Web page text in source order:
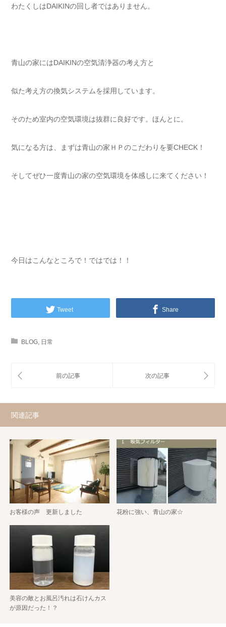
わたくしはDAIKINの回し者ではありません。
青山の家にはDAIKINの空気清浄器の考え方と
似た考え方の換気システムを採用しています。
そのため室内の空気環境は抜群に良好です。ほんとに。
気になる方は、まずは青山の家ＨＰのこだわりを要CHECK！
そしてぜひ一度青山の家の空気環境を体感しに来てください！
今日はこんなところで！ではでは！！
Tweet Share
BLOG, 日常
関連記事
お客様の声 更新しました 花粉に強い、青山の家☆
美容の敵とお風呂汚れは石けんカス
が原因だった！？